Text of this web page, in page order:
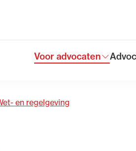
Toon submenu voor
Voor advocaten
Toon
en regelgeving